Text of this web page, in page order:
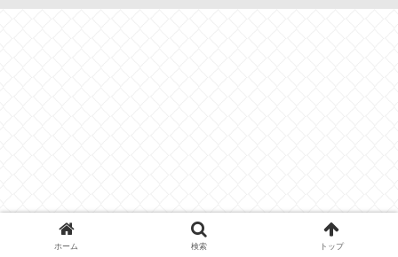
ホーム 検索 トップ